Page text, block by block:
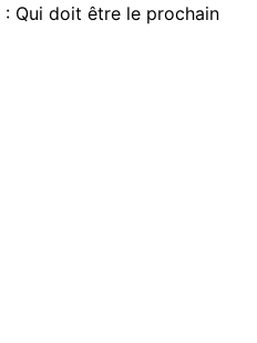
: Qui doit être le prochain